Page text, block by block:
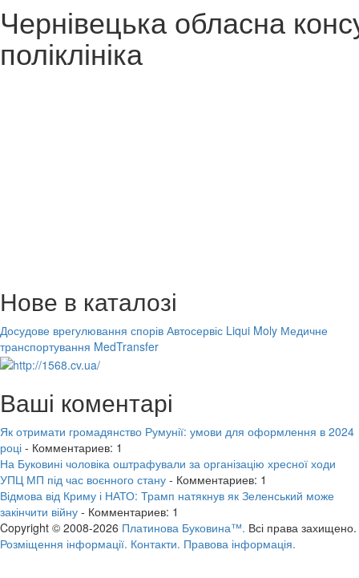
Чернівецька обласна
поліклініка
Нове в каталозі
Досудове врегулювання спорів Автосервіс Liqui Moly Медичне
транспортування MedTransfer
Ваші коментарі
Як отримати громадянство Румунії: умови для оформлення в 2024
році - Комментариев: 1
На Буковині чоловіка оштрафували за організацію хресної ходи
УПЦ МП під час воєнного стану - Комментариев: 1
Відмова від Криму і НАТО: Трамп натякнув як Зеленський може
закінчити війну - Комментариев: 1
Copyright © 2008-2026 Платинова Буковина™. Всі права захищено.
Розміщення інформації. Контакти. Правова інформація.